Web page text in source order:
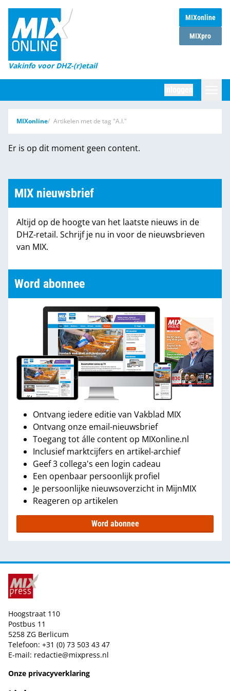
MIXonline
MIXpro
Vakinfo voor DHZ-(r)etail
Home
Magazines
DHZ Sessie
Marktcijfers
Word abonnee
MIXonline Artikelen met de tag "A.I."
Er is op dit moment geen content.
MIX nieuwsbrief
Altijd op de hoogte van het laatste nieuws in de
DHZ-retail. Schrijf je nu in voor de nieuwsbrieven
van MIX.
Word abonnee
Ontvang iedere editie van Vakblad MIX
Ontvang onze email-nieuwsbrief
Toegang tot álle content op MIXonline.nl
Inclusief marktcijfers en artikel-archief
Geef 3 collega's een login cadeau
Een openbaar persoonlijk profiel
Je persoonlijke nieuwsoverzicht in MijnMIX
Reageren op artikelen
Word abonnee
Hoogstraat 110
Postbus 11
5258 ZG Berlicum
Telefoon: +31 (0) 73 503 43 47
E-mail: redactie@mixpress.nl
Onze privacyverklaring